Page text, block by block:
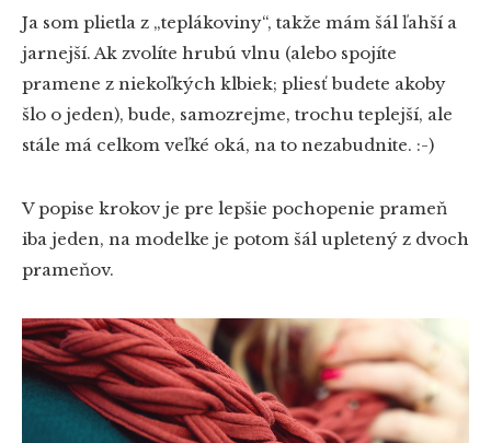
Ja som plietla z „teplákoviny“, takže mám šál ľahší a
jarnejší. Ak zvolíte hrubú vlnu (alebo spojíte
pramene z niekoľkých klbiek; pliesť budete akoby
šlo o jeden), bude, samozrejme, trochu teplejší, ale
stále má celkom veľké oká, na to nezabudnite. :-)
V popise krokov je pre lepšie pochopenie prameň
iba jeden, na modelke je potom šál upletený z dvoch
prameňov.